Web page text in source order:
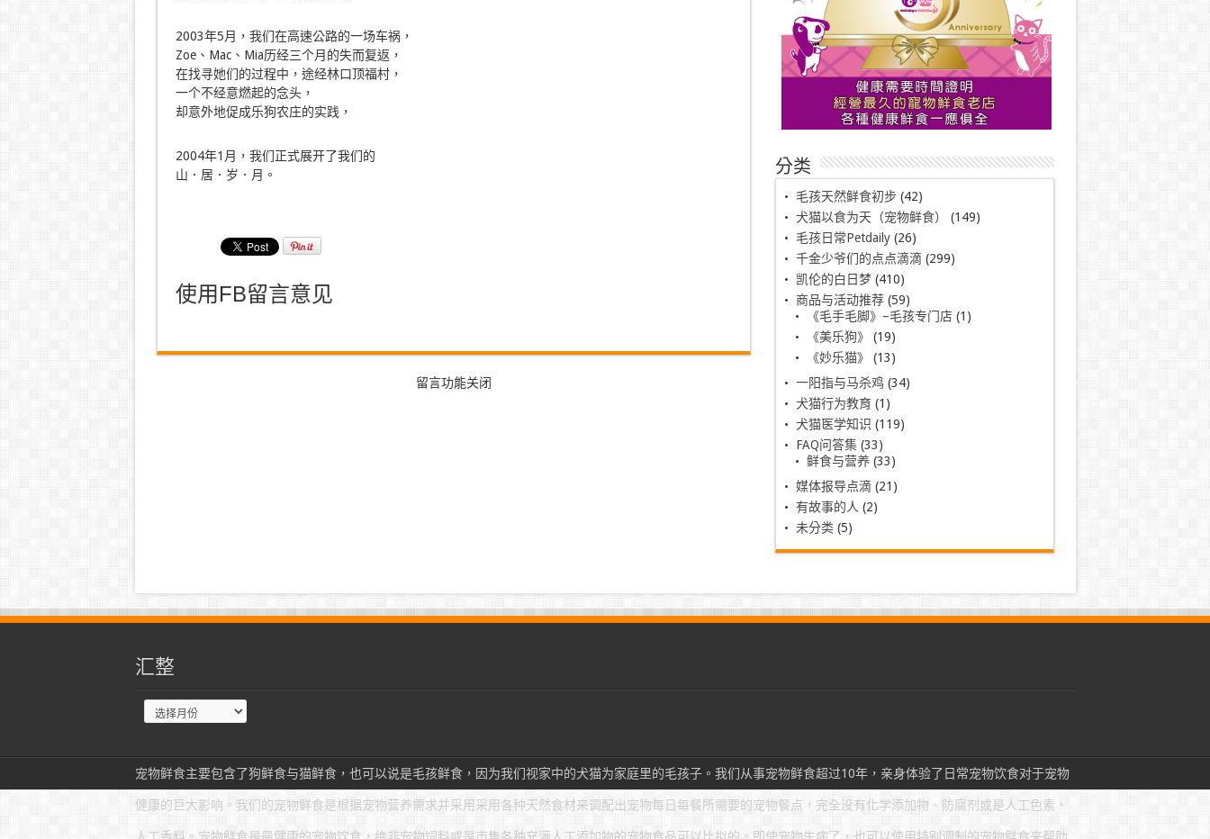
2003年5月，我们在高速公路的一场车祸，
Zoe、Mac、Mia历经三个月的失而复返，
在找寻她们的过程中，途经林口顶福村，
一个不经意燃起的念头，
却意外地促成乐狗农庄的实践，
2004年1月，我们正式展开了我们的
山．居．岁．月。
使用FB留言意见
留言功能关闭
分类
毛孩天然鲜食初步 (42)
犬猫以食为天（宠物鲜食）
(149)
毛孩日常Petdaily(26)
千金少爷们的点点滴滴 (299)
凯伦的白日梦(410)
商品与活动推荐(59)
《毛手毛脚》–毛孩专门店(1)
《美乐狗》
(19)
《妙乐猫》
(13)
一阳指与马杀鸡 (34)
犬猫行为教育(1)
犬猫医学知识 (119)
FAQ问答集(33)
鲜食与营养 (33)
媒体报导点滴 (21)
有故事的人 (2)
未分类 (5)
汇整
宠物鲜食主要包含了狗鲜食与猫鲜食，也可以说是毛孩鲜食，因为我们视家中的犬猫为家庭里的毛孩子。我们从事宠物鲜食超过10年，亲身体验了日常宠物饮食对于宠物
健康的巨大影响。我们的宠物鲜食是根据宠物营养需求并采用采用各种天然食材来调配出宠物每日每餐所需要的宠物餐点，完全没有化学添加物、防腐剂或是人工色素、